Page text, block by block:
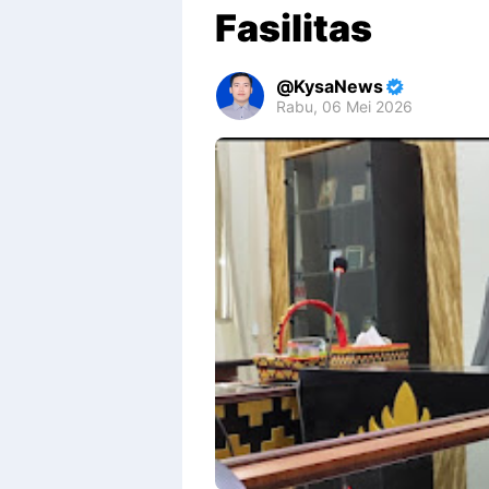
Fasilitas
KysaNews
Rabu, 06 Mei 2026
Premium
By
Raushan
Design
With
Shroff
Templates